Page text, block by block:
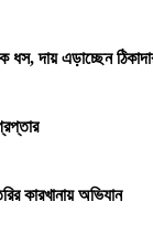
ধস, দায় এড়াচ্ছেন
কারখানায় অভিযান